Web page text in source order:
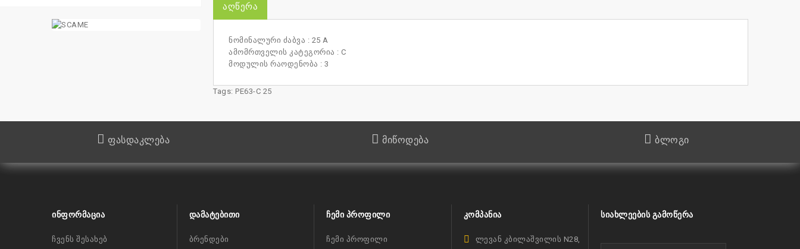
ᲐᲦᲬᲔᲠᲐ
ნომინალური ძაბვა : 25 A
ამომრთველის კატეგორია : C
მოდულის რაოდენობა : 3
Tags: PE63-C 25
ფასდაკლება მიწოდება ბლოგი
ᲘᲜᲤᲝᲠᲛᲐᲪᲘᲐ
ჩვენს შესახებ
ᲓᲐᲛᲐᲢᲔᲑᲘᲗᲘ
ბრენდები
ᲩᲔᲛᲘ ᲞᲠᲝᲤᲘᲚᲘ
ჩემი პროფილი
ᲙᲝᲛᲞᲐᲜᲘᲐ
ლევან კბილაშვილის N28,
ᲡᲘᲐᲮᲚᲔᲔᲑᲘᲡ ᲒᲐᲛᲝᲬᲔᲠᲐ